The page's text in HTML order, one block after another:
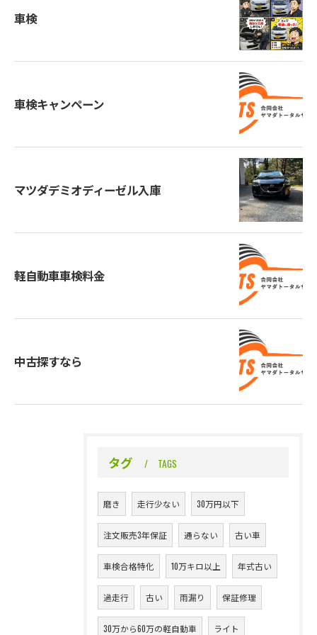
車検
車検キャンペーン
マツダデミオディーゼル入庫
軽自動車車検料金
中古探すなら
タグ TAGS
磨き 走行少ない 30万円以下
注文販売3年保証 通らない 古い車
車検合格特化 10万キロ以上 年式古い
過走行 古い 雨漏り 保証修理
30万から60万の軽自動車 ライト
お問い合わせはこちら